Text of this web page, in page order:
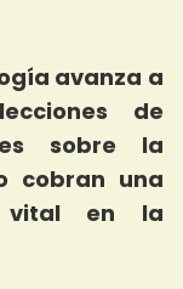
avanza a
de
sobre la
cobran una
vital en la